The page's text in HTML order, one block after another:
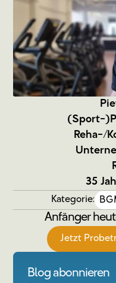
(Sport-
Reha-/
35
Kategorie:
Anfänger
Jetzt
Blog abonnieren